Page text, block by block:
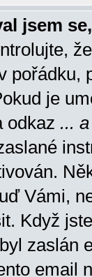
jsem
pořádku,
je
odkaz ...
Vámi,
Když
zaslán
email